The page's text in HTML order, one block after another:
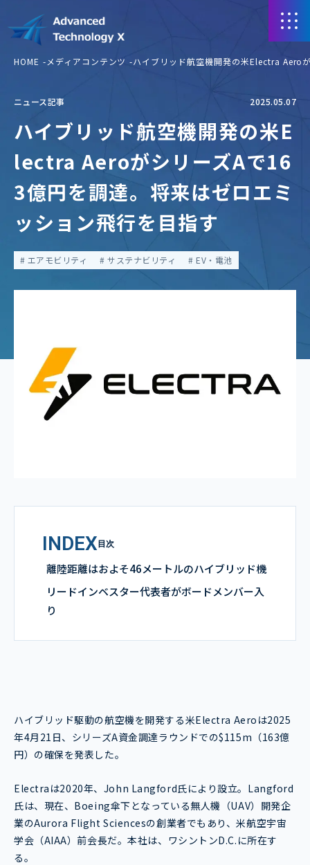
HOME メディアコンテンツ ハイブリッド航空機開発の米Electra Aero
ニュース記事 2025.05.07
ハイブリッド航空機開発の米E
lectra AeroがシリーズAで16
3億円を調達。将来はゼロエミ
ッション飛行を目指す
エアモビリティ サステナビリティ EV・電池
INDEX目次
離陸距離はおよそ46メートルのハイブリッド機
リードインベスター代表者がボードメンバー入
り
ハイブリッド駆動の航空機を開発する米Electra Aeroは2025
年4月21日、シリーズA資金調達ラウンドでの$115m（163億
円）の確保を発表した。
Electraは2020年、John Langford氏により設立。Langford
氏は、現在、Boeing傘下となっている無人機（UAV）開発企
業のAurora Flight Sciencesの創業者でもあり、米航空宇宙
学会（AIAA）前会長だ。本社は、ワシントンD.C.に所在す
る。